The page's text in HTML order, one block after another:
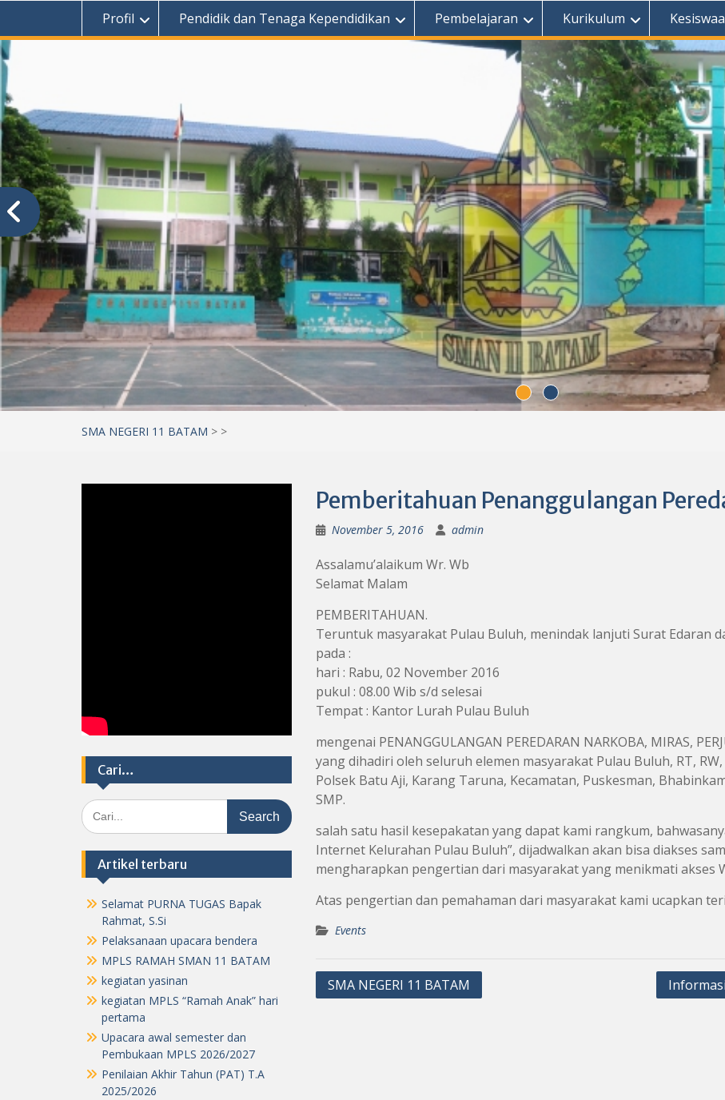
Profil Pendidik dan Tenaga Kependidikan Pembelajaran Kurikulum
SMA NEGERI 11 BATAM > >
Pemberitahuan Penanggulangan
November 5, 2016 admin
Assalamu’alaikum Wr. Wb
Selamat Malam
PEMBERITAHUAN.
Teruntuk masyarakat Pulau Buluh, menindak lanjuti Surat Edaran
pada :
hari : Rabu, 02 November 2016
pukul : 08.00 Wib s/d selesai
Tempat : Kantor Lurah Pulau Buluh
mengenai PENANGGULANGAN PEREDARAN NARKOBA, MIRAS,
yang dihadiri oleh seluruh elemen masyarakat Pulau Buluh, RT,
Polsek Batu Aji, Karang Taruna, Kecamatan, Puskesman,
SMP.
salah satu hasil kesepakatan yang dapat kami rangkum,
Internet Kelurahan Pulau Buluh”, dijadwalkan akan bisa diakses
mengharapkan pengertian dari masyarakat yang menikmati akses
Atas pengertian dan pemahaman dari masyarakat kami ucapkan
Events
Post
SMA NEGERI 11 BATAM
Cari…
Search
for:
Artikel terbaru
Selamat PURNA TUGAS Bapak
Rahmat, S.Si
Pelaksanaan upacara bendera
MPLS RAMAH SMAN 11 BATAM
kegiatan yasinan
kegiatan MPLS “Ramah Anak” hari
pertama
Upacara awal semester dan
Pembukaan MPLS 2026/2027
Penilaian Akhir Tahun (PAT) T.A
2025/2026